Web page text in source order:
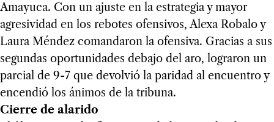
Amayuca. Con un ajuste en la estrategia y mayor
agresividad en los rebotes ofensivos, Alexa Robalo y
Laura Méndez comandaron la ofensiva. Gracias a sus
segundas oportunidades debajo del aro, lograron un
parcial de 9-7 que devolvió la paridad al encuentro y
encendió los ánimos de la tribuna.
Cierre de alarido